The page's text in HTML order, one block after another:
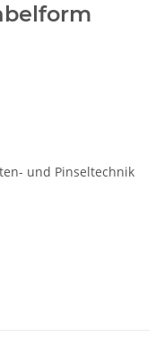
und Pinseltechnik